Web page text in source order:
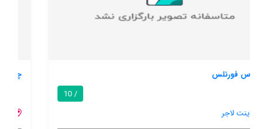
چاتآ دی بریانت
ساینت لاجر